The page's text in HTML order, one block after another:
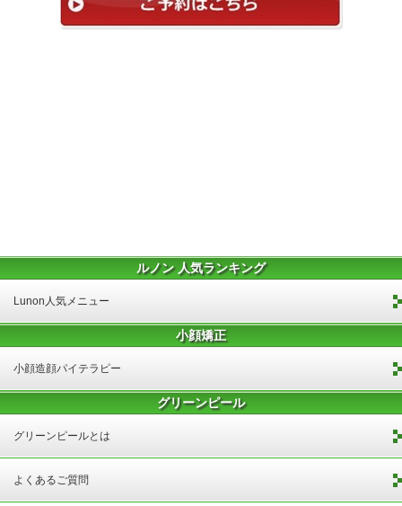
ルノン 人気ランキング
Lunon人気メニュー
小顔矯正
小顔造顔パイテラピー
グリーンピール
グリーンピールとは
よくあるご質問